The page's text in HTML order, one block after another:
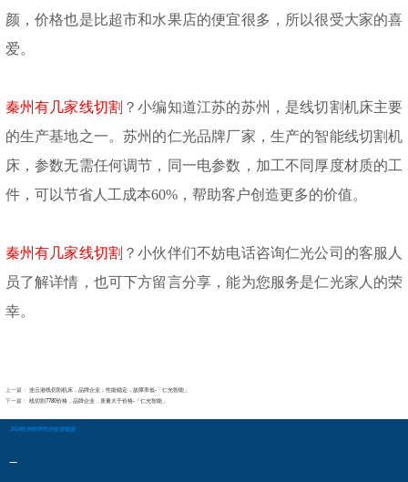
颜，价格也是比超市和水果店的便宜很多，所以很受大家的喜
爱。
秦州有几家线切割 ？小编知道江苏的苏州，是线切割机床主要
的生产基地之一。苏州的仁光品牌厂家，生产的智能线切割机
床，参数无需任何调节，同一电参数，加工不同厚度材质的工
件，可以节省人工成本60%，帮助客户创造更多的价值。
秦州有几家线切割 ？小伙伴们不妨电话咨询仁光公司的客服人
员了解详情，也可下方留言分享，能为您服务是仁光家人的荣
幸。
上一篇： 连云港线切割机床，品牌企业，性能稳定，故障率低-「仁光智能」
下一篇： 线切割7780价格，品牌企业，质量大于价格-「仁光智能」
2024欧洲杯网投的友情链接：